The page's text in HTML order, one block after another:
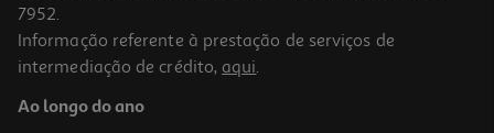
7952.
Informação referente à prestação de serviços de
intermediação de crédito, aqui.
Ao longo do ano